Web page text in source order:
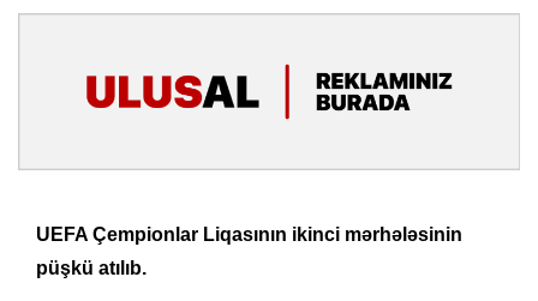
UEFA Çempionlar Liqasının ikinci mərhələsinin
püşkü atılıb.